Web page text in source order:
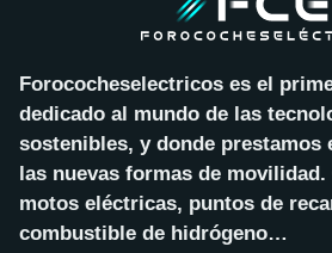
Forococheselectricos es el
dedicado al mundo de las
sostenibles, y donde prestamos
las nuevas formas de
motos eléctricas, puntos de
combustible de hidrógeno…